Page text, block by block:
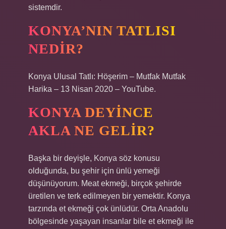
sistemdir.
KONYA’NIN TATLISI
NEDIR?
Konya Ulusal Tatlı: Höşerim – Mutfak Mutfak
Harika – 13 Nisan 2020 – YouTube.
KONYA DEYINCE
AKLA NE GELIR?
Başka bir deyişle, Konya söz konusu
olduğunda, bu şehir için ünlü yemeği
düşünüyorum. Meat ekmeği, birçok şehirde
üretilen ve terk edilmeyen bir yemektir. Konya
tarzında et ekmeği çok ünlüdür. Orta Anadolu
bölgesinde yaşayan insanlar bile et ekmeği ile